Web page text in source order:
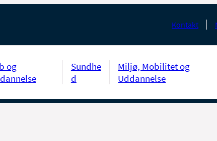
Kontakt
og
Sundhe
d
Miljø, Mobilitet og
Uddannelse